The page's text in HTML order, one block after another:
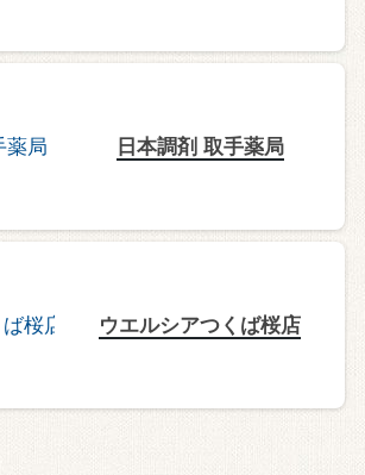
日本調剤 取手薬局
ウエルシアつくば桜店